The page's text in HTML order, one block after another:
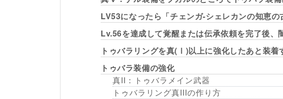
LV53になったら「チェンガ-シェレカンの知恵の
Lv.56を達成して覚醒または伝承依頼を完了後、
トゥバラリングを真(Ⅰ)以上に強化したあと装着
トゥバラ装備の強化
真II：トゥバラメイン武器
トゥバラリング真IIIの作り方